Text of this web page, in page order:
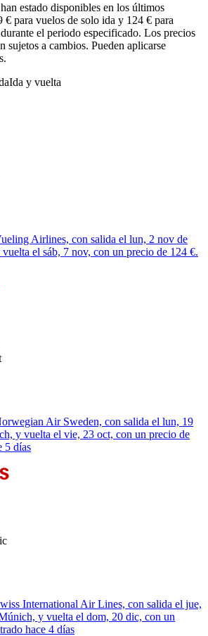
estado disponibles en los últimos
€ para vuelos de solo ida y 124 € para
el periodo especificado. Los precios
sujetos a cambios. Pueden aplicarse
Ida y vuelta
Airlines, con salida el lun, 2 nov de
el sáb, 7 nov, con un precio de 124 €.
Air Sweden, con salida el lun, 19
y vuelta el vie, 23 oct, con un precio de
5 días
International Air Lines, con salida el jue,
y vuelta el dom, 20 dic, con un
hace 4 días